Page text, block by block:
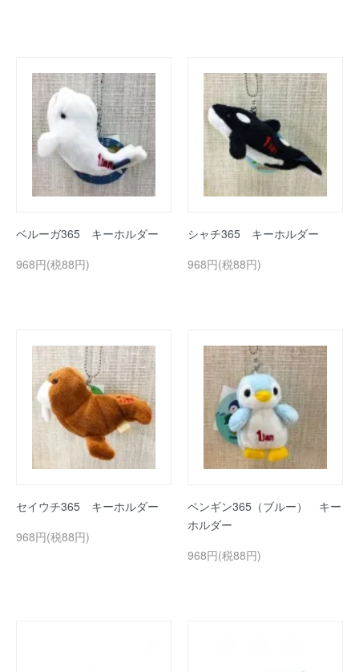
ベルーガ365 キーホルダー
968円(税88円)
シャチ365 キーホルダー
968円(税88円)
セイウチ365 キーホルダー
968円(税88円)
ペンギン365（ブルー） キー
ホルダー
968円(税88円)